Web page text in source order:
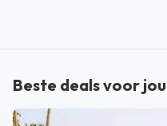
Beste deals voor jou